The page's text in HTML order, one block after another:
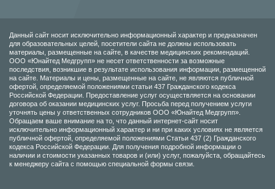
Данный сайт носит исключительно информационный характер и предназначен
для образовательных целей, посетители сайта не должны использовать
материалы, размещенные на сайте, в качестве медицинских рекомендаций.
ООО «Юнайтед Медгрупп» не несет ответственности за возможные
последствия, возникшие в результате использования информации, размещенной
на сайте. Материалы и цены, размещенные на сайте, не являются публичной
офертой, определяемой положениями статьи 437 Гражданского кодекса
Российской Федерации. Предоставление услуг осуществляется на основании
договора об оказании медицинских услуг. Просьба перед получением услуги
уточнять цены у ответственных сотрудников ООО «Юнайтед Медгрупп».
Обращаем ваше внимание на то, что данный интернет-сайт носит
исключительно информационный характер и ни при каких условиях не является
публичной офертой, определяемой положениями Статьи 437 (2) Гражданского
кодекса Российской Федерации. Для получения подробной информации о
наличии и стоимости указанных товаров и (или) услуг, пожалуйста, обращайтесь
к менеджеру сайта с помощью специальной формы связи.